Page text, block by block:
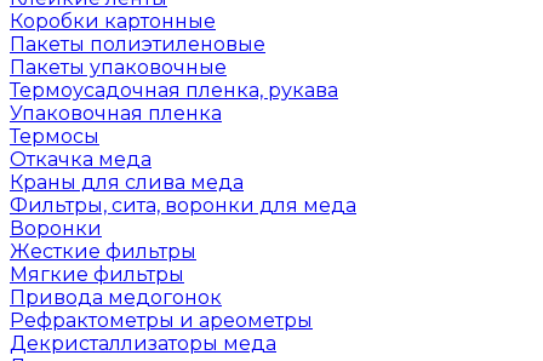
Коробки картонные
Пакеты полиэтиленовые
Пакеты упаковочные
Термоусадочная пленка, рукава
Упаковочная пленка
Термосы
Откачка меда
Краны для слива меда
Фильтры, сита, воронки для меда
Воронки
Жесткие фильтры
Мягкие фильтры
Привода медогонок
Рефрактометры и ареометры
Декристаллизаторы меда